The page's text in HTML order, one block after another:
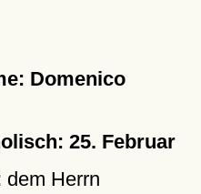
Domenico
25. Februar
dem Herrn